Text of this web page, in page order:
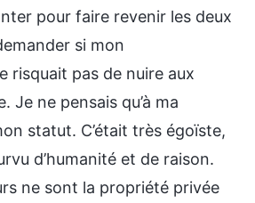
pour faire revenir les deux
si mon
risquait pas de nuire aux
Je ne pensais qu’à ma
statut. C’était très égoïste,
d’humanité et de raison.
ne sont la propriété privée